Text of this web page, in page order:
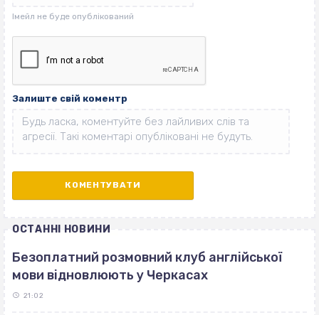
Залиште свій коментр
ОСТАННІ НОВИНИ
Безоплатний розмовний клуб англійської
мови відновлюють у Черкасах
21:02